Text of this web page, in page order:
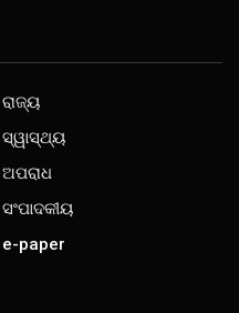
ରାଜ୍ୟ
ସ୍ୱାସ୍ଥ୍ୟ
ଅପରାଧ
ସଂପାଦକୀୟ
e-paper